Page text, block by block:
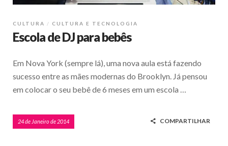
CULTURA CULTURA E TECNOLOGIA
Escola de DJ para bebês
Em Nova York (sempre lá), uma nova aula está fazendo
sucesso entre as mães modernas do Brooklyn. Já pensou
em colocar o seu bebê de 6 meses em um escola …
24 de Janeiro de 2014 COMPARTILHAR